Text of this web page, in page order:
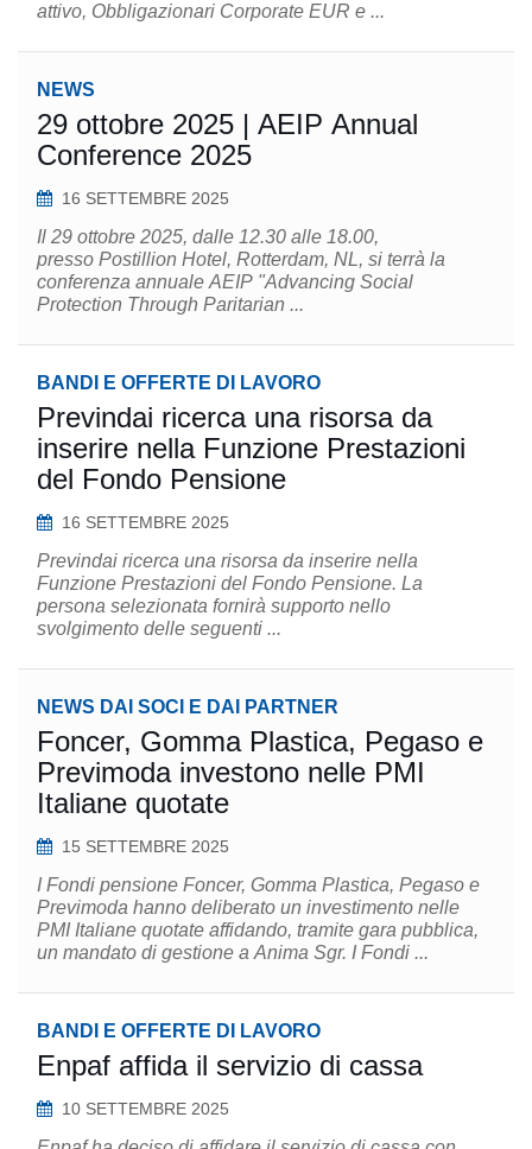
attivo, Obbligazionari Corporate EUR e ...
NEWS
29 ottobre 2025 | AEIP Annual
Conference 2025
16 SETTEMBRE 2025
Il 29 ottobre 2025, dalle 12.30 alle 18.00,
presso Postillion Hotel, Rotterdam, NL, si terrà la
conferenza annuale AEIP "Advancing Social
Protection Through Paritarian ...
BANDI E OFFERTE DI LAVORO
Previndai ricerca una risorsa da
inserire nella Funzione Prestazioni
del Fondo Pensione
16 SETTEMBRE 2025
Previndai ricerca una risorsa da inserire nella
Funzione Prestazioni del Fondo Pensione. La
persona selezionata fornirà supporto nello
svolgimento delle seguenti ...
NEWS DAI SOCI E DAI PARTNER
Foncer, Gomma Plastica, Pegaso e
Previmoda investono nelle PMI
Italiane quotate
15 SETTEMBRE 2025
I Fondi pensione Foncer, Gomma Plastica, Pegaso e
Previmoda hanno deliberato un investimento nelle
PMI Italiane quotate affidando, tramite gara pubblica,
un mandato di gestione a Anima Sgr. I Fondi ...
BANDI E OFFERTE DI LAVORO
Enpaf affida il servizio di cassa
10 SETTEMBRE 2025